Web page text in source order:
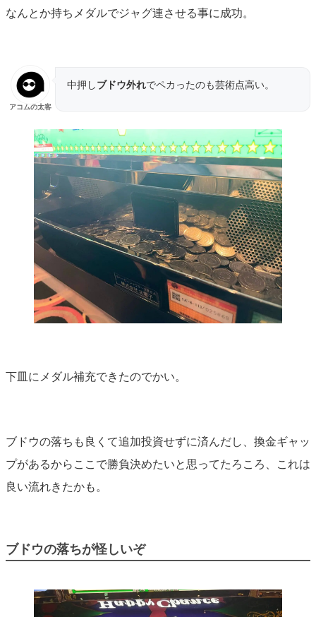
なんとか持ちメダルでジャグ連させる事に成功。
アコムの太客
中押し ブドウ外れでペカったのも芸術点高い。
下皿にメダル補充できたのでかい。
ブドウの落ちも良くて追加投資せずに済んだし、換金ギャッ
プがあるからここで勝負決めたいと思ってたろころ、これは
良い流れきたかも。
ブドウの落ちが怪しいぞ